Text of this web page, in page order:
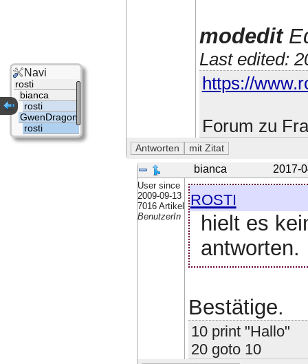
modedit
Last edited:
https://
Forum zu
bianca 2017-
User since
2009-09-13
7016 Artikel
BenutzerIn
rosti
hielt es
antworten.
Bestätige.
10 print "Hallo"
20 goto 10
Navi
rosti
bianca
rosti
GwenDragon
rosti